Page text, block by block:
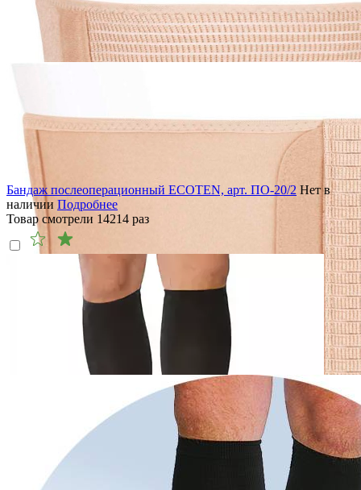
Бандаж послеоперационный ECOTEN, арт. ПО-20/2 Нет в
наличии Подробнее
Товар смотрели 14214 раз